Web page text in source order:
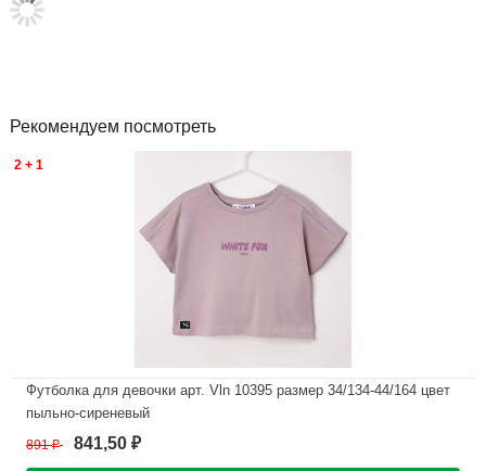
Рекомендуем посмотреть
2 + 1
Футболка для девочки арт. Vln 10395 размер 34/134-44/164 цвет
пыльно-сиреневый
В наличии
891₽ 841,50 ₽